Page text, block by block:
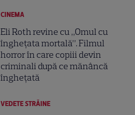
CINEMA
Eli Roth revine cu „Omul cu
înghețata mortală”. Filmul
horror în care copiii devin
criminali după ce mănâncă
înghețată
VEDETE STRĂINE